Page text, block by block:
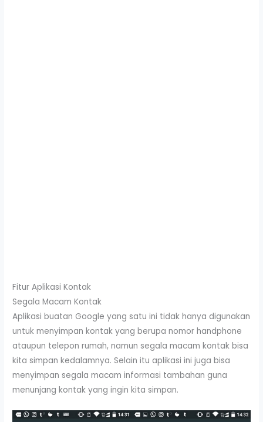
Fitur Aplikasi Kontak
Segala Macam Kontak
Aplikasi buatan Google yang satu ini tidak hanya digunakan
untuk menyimpan kontak yang berupa nomor handphone
ataupun telepon rumah, namun segala macam kontak bisa
kita simpan kedalamnya. Selain itu aplikasi ini juga bisa
menyimpan segala macam informasi tambahan guna
menunjang kontak yang ingin kita simpan.